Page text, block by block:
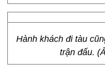
Hành khách đi tàu
trận đấu.